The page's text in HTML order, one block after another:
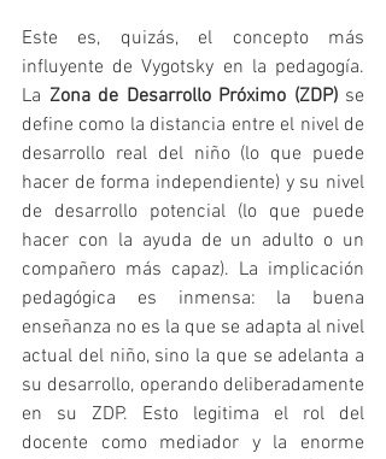
Este es, quizás, el concepto más
influyente de Vygotsky en la pedagogía.
La Zona de Desarrollo Próximo (ZDP) se
define como la distancia entre el nivel de
desarrollo real del niño (lo que puede
hacer de forma independiente) y su nivel
de desarrollo potencial (lo que puede
hacer con la ayuda de un adulto o un
compañero más capaz). La implicación
pedagógica es inmensa: la buena
enseñanza no es la que se adapta al nivel
actual del niño, sino la que se adelanta a
su desarrollo, operando deliberadamente
en su ZDP. Esto legitima el rol del
docente como mediador y la enorme